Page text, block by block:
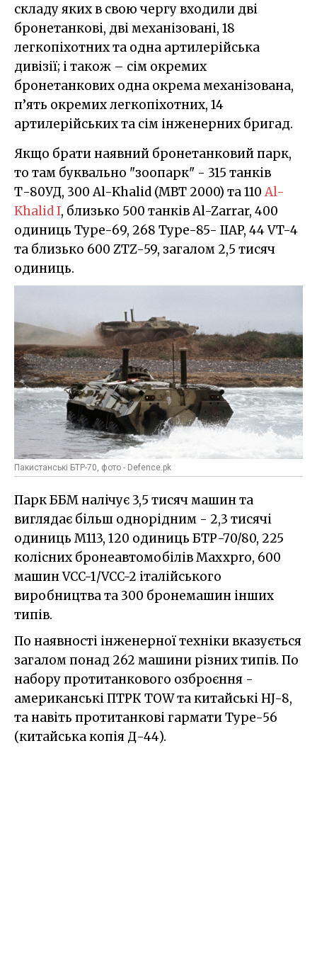
складу яких в свою чергу входили дві
бронетанкові, дві механізовані, 18
легкопіхотних та одна артилерійська
дивізії; і також – сім окремих
бронетанкових одна окрема механізована,
п’ять окремих легкопіхотних, 14
артилерійських та сім інженерних бригад.
Якщо брати наявний бронетанковий парк,
то там буквально "зоопарк" - 315 танків
Т-80УД, 300 Al-Khalid (MBT 2000) та 110 Al-
Khalid I, близько 500 танків Al-Zarrar, 400
одиниць Type-69, 268 Type-85- IIAP, 44 VT-4
та близько 600 ZTZ-59, загалом 2,5 тисяч
одиниць.
Пакистанські БТР-70, фото - Defence.pk
Парк ББМ налічує 3,5 тисяч машин та
виглядає більш однорідним - 2,3 тисячі
одиниць M113, 120 одиниць БТР-70/80, 225
колісних бронеавтомобілів Maxxpro, 600
машин VCC-1/VCC-2 італійського
виробництва та 300 бронемашин інших
типів.
По наявності інженерної техніки вказується
загалом понад 262 машини різних типів. По
набору протитанкового озброєння -
американські ПТРК TOW та китайські HJ-8,
та навіть протитанкові гармати Type-56
(китайська копія Д-44).